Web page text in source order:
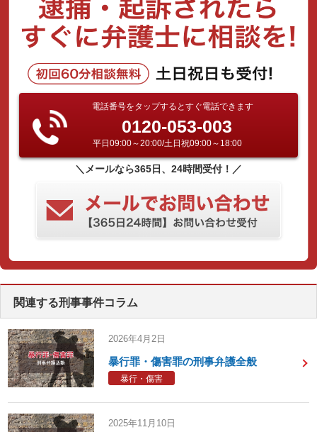
電話番号をタップするとすぐ電話できます
0120-053-003
平日09:00～20:00/土日祝09:00～18:00
＼メールなら365日、24時間受付！／
関連する刑事事件コラム
2026年4月2日
暴行罪・傷害罪の刑事弁護全般
暴行・傷害
2025年11月10日